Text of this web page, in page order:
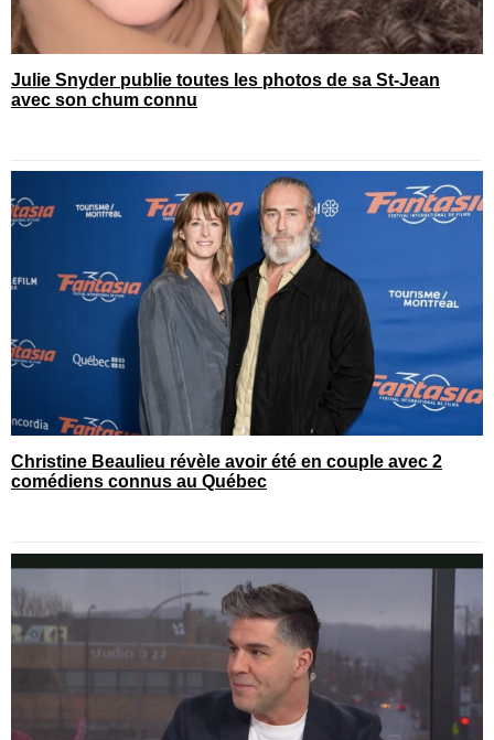
Julie Snyder publie toutes les photos de sa St-Jean
avec son chum connu
Christine Beaulieu révèle avoir été en couple avec 2
comédiens connus au Québec